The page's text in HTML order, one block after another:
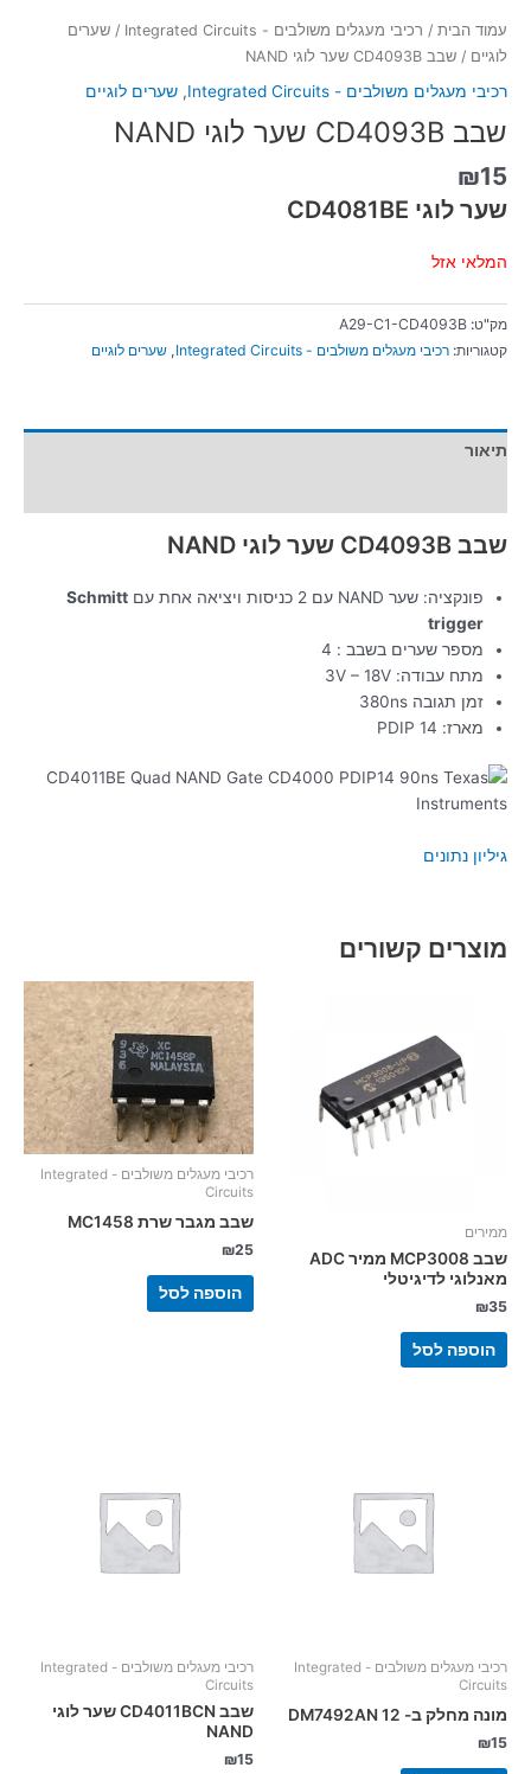
עמוד הבית / רכיבי מעגלים משולבים - Integrated Circuits / שערים
לוגיים / שבב CD4093B שער לוגי NAND
רכיבי מעגלים משולבים - Integrated Circuits , שערים לוגיים
שבב CD4093B שער לוגי NAND
₪15
שער לוגי CD4081BE
המלאי אזל
מק"ט: A29-C1-CD4093B
קטגוריות: רכיבי מעגלים משולבים - Integrated Circuits , שערים לוגיים
תיאור
שבב CD4093B שער לוגי NAND
פונקציה: שער NAND עם 2 כניסות ויציאה אחת עם
Schmitt
trigger
מספר שערים בשבב : 4
מתח עבודה: 3V – 18V
זמן תגובה 380ns
מארז: PDIP 14
גיליון נתונים
מוצרים קשורים
ממירים
שבב MCP3008 ממיר ADC
מאנלוגי לדיגיטלי
₪35
הוספה לסל
רכיבי מעגלים משולבים - Integrated
Circuits
שבב מגבר שרת MC1458
₪25
הוספה לסל
רכיבי מעגלים משולבים - Integrated
Circuits
מונה מחלק ב- 12 DM7492AN
₪15
רכיבי מעגלים משולבים - Integrated
Circuits
שבב CD4011BCN שער לוגי
NAND
₪15